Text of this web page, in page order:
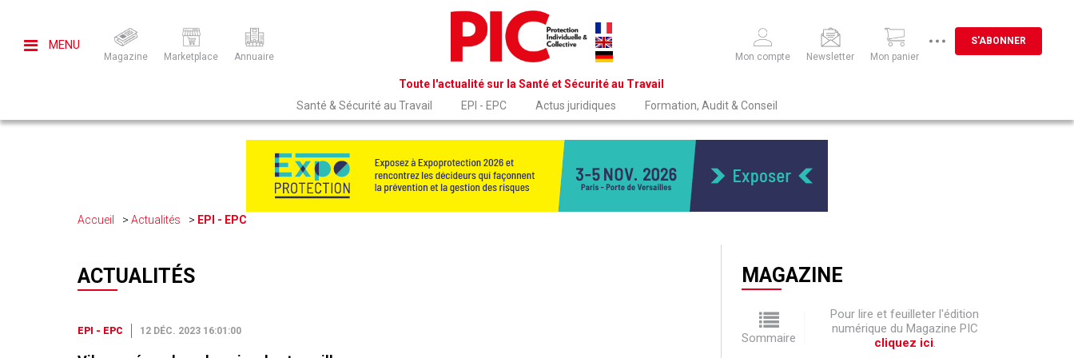
MENU
Magazine Marketplace Annuaire
Toute l'actualité sur la Santé et Sécurité au Travail
Mon compte Newsletter Mon panier
S'ABONNER
Santé & Sécurité au Travail EPI - EPC Actus juridiques Formation, Audit & Conseil
Accueil Actualités EPI - EPC
ACTUALITÉS
EPI - EPC 12 DÉC. 2023 16:01:00
MAGAZINE
Sommaire
Pour lire et feuilleter l'édition
numérique du Magazine PIC
cliquez ici.